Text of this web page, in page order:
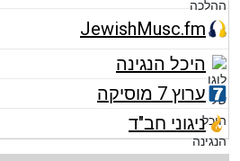
JewishMusc.fm
היכל הנגינה
ערוץ 7 מוסיקה
ניגוני חב"ד